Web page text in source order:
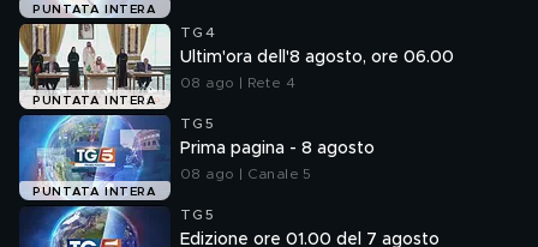
PUNTATA INTERA
PUNTATA INTERA
TG4
Ultim'ora dell'8 agosto, ore 06.00
08 ago | Rete 4
PUNTATA INTERA
TG5
Prima pagina - 8 agosto
08 ago | Canale 5
TG5
Edizione ore 01.00 del 7 agosto